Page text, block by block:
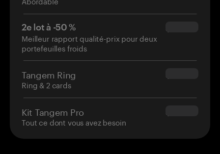
2e lot à -50 %
Meilleur rapport qualité-prix pour deux
portefeuilles froids
$34.95
Tangem Ring
Ring & 2 cards
$160.00
Kit Tangem Pro
Tout ce dont vous avez besoin
$180.00